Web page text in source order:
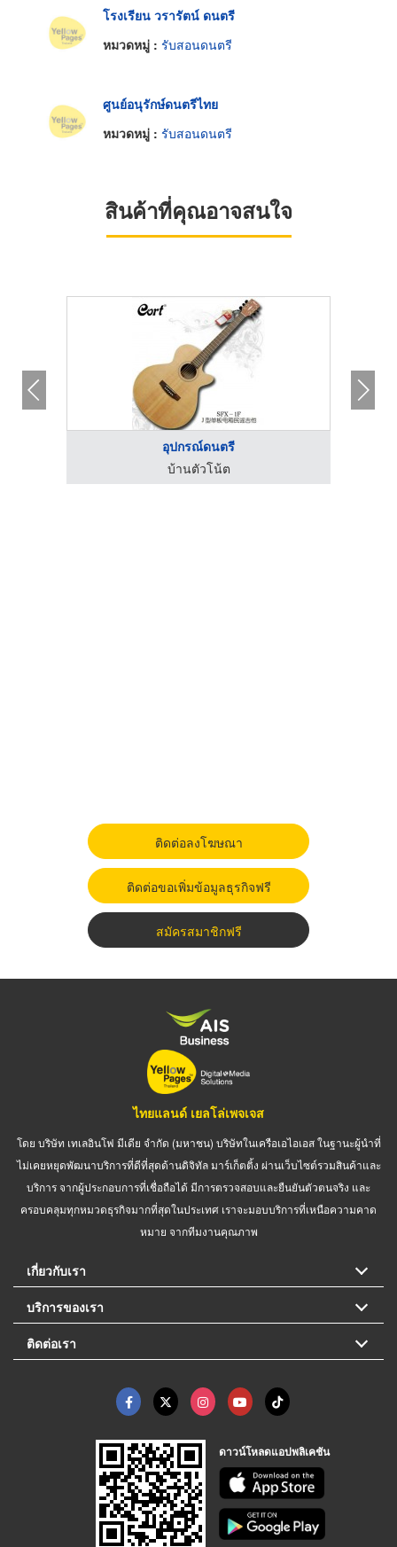
โรงเรียน วรารัตน์ ดนตรี
หมวดหมู่ : รับสอนดนตรี
ศูนย์อนุรักษ์ดนตรีไทย
หมวดหมู่ : รับสอนดนตรี
สินค้าที่คุณอาจสนใจ
อุปกรณ์ดนตรี
บ้านตัวโน้ต
ติดต่อลงโฆษณา
ติดต่อขอเพิ่มข้อมูลธุรกิจฟรี
สมัครสมาชิกฟรี
ไทยแลนด์ เยลโล่เพจเจส
โดย บริษัท เทเลอินโฟ มีเดีย จำกัด (มหาชน) บริษัทในเครือเอไอเอส ในฐานะผู้นำที่
ไม่เคยหยุดพัฒนาบริการที่ดีที่สุดด้านดิจิทัล มาร์เก็ตติ้ง ผ่านเว็บไซต์รวมสินค้าและ
บริการ จากผู้ประกอบการที่เชื่อถือได้ มีการตรวจสอบและยืนยันตัวตนจริง และ
ครอบคลุมทุกหมวดธุรกิจมากที่สุดในประเทศ เราจะมอบบริการที่เหนือความคาด
หมาย จากทีมงานคุณภาพ
เกี่ยวกับเรา
บริการของเรา
ติดต่อเรา
ดาวน์โหลดแอปพลิเคชัน